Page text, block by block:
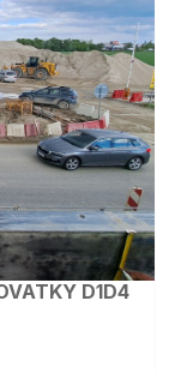
D1D4